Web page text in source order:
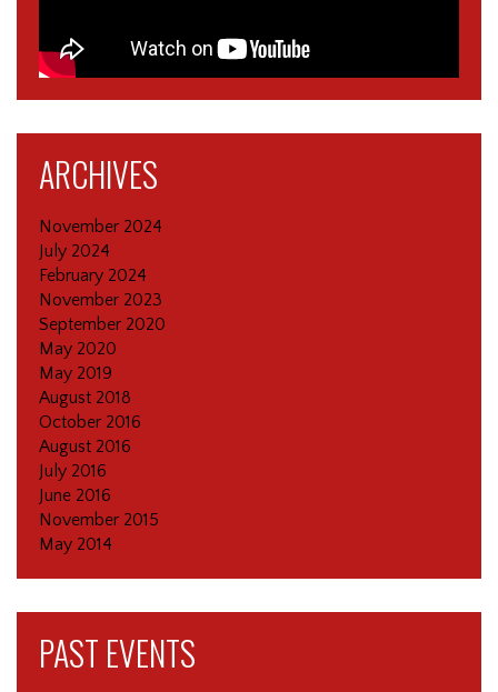
ARCHIVES
November 2024
July 2024
February 2024
November 2023
September 2020
May 2020
May 2019
August 2018
October 2016
August 2016
July 2016
June 2016
November 2015
May 2014
PAST EVENTS